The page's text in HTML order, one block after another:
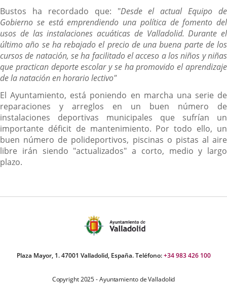
Bustos ha recordado que: "Desde el actual Equipo de
Gobierno se está emprendiendo una política de fomento del
usos de las instalaciones acuáticas de Valladolid. Durante el
último año se ha rebajado el precio de una buena parte de los
cursos de natación, se ha facilitado el acceso a los niños y niñas
que practican deporte escolar y se ha promovido el aprendizaje
de la natación en horario lectivo"
El Ayuntamiento, está poniendo en marcha una serie de
reparaciones y arreglos en un buen número de
instalaciones deportivas municipales que sufrían un
importante déficit de mantenimiento. Por todo ello, un
buen número de polideportivos, piscinas o pistas al aire
libre irán siendo "actualizados" a corto, medio y largo
plazo.
Plaza Mayor, 1. 47001 Valladolid, España. Teléfono:+34 983 426 100
Copyright 2025 - Ayuntamiento de Valladolid